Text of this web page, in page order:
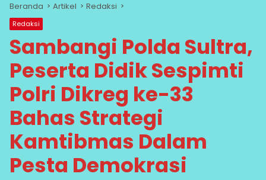
Beranda Artikel Redaksi
Redaksi
Sambangi Polda Sultra,
Peserta Didik Sespimti
Polri Dikreg ke-33
Bahas Strategi
Kamtibmas Dalam
Pesta Demokrasi